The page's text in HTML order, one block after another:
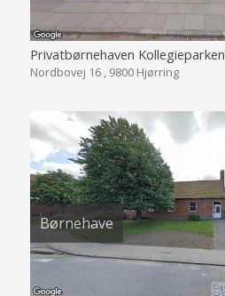
Privatbørnehaven Kollegieparken
Nordbovej 16 , 9800 Hjørring
Børnehave